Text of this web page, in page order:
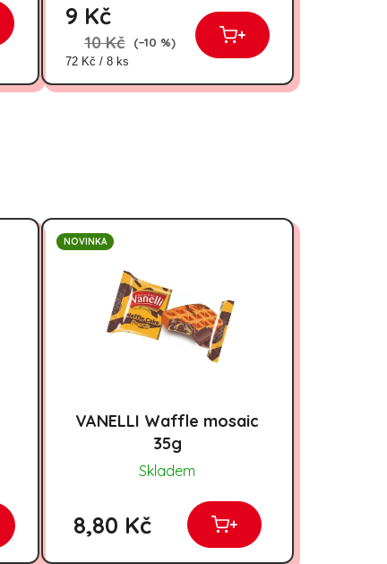
9 Kč
10 Kč
(–10 %)
Měrná cena:
72 Kč / 8 ks
+
NOVINKA
VANELLI Waffle mosaic
35g
Skladem
8,80 Kč +